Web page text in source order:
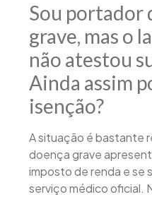
Sou portador
grave, mas o
não atestou
Ainda assim
isenção?
A situação é bastante
doença grave
imposto de renda e se
serviço médico oficial.